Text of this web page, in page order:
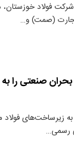
فولاد خوزستان،
(صمت) و…
صنعتی را
زیرساخت‌های فولاد
رسمی…